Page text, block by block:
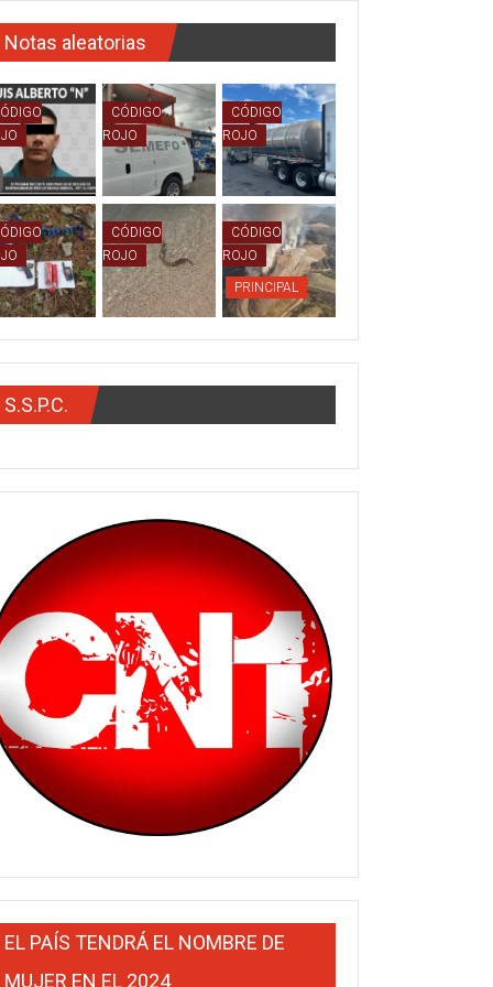
Notas aleatorias
CÓDIGO
ROJO
CÓDIGO
ROJO
CÓDIGO
ROJO
CÓDIGO
ROJO
PRINCIPAL
S.S.P.C.
EL PAÍS TENDRÁ EL NOMBRE DE
MUJER EN EL 2024